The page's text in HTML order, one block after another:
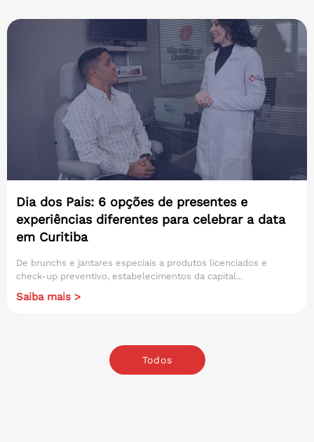
Dia dos Pais: 6 opções de presentes e
experiências diferentes para celebrar a data
em Curitiba
De brunchs e jantares especiais a produtos licenciados e
check-up preventivo, estabelecimentos da capital...
Saiba mais >
Todos